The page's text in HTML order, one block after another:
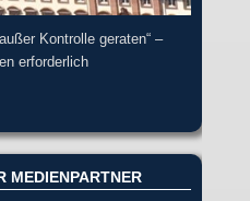
Kontrolle geraten“ –
erforderlich
MEDIENPARTNER